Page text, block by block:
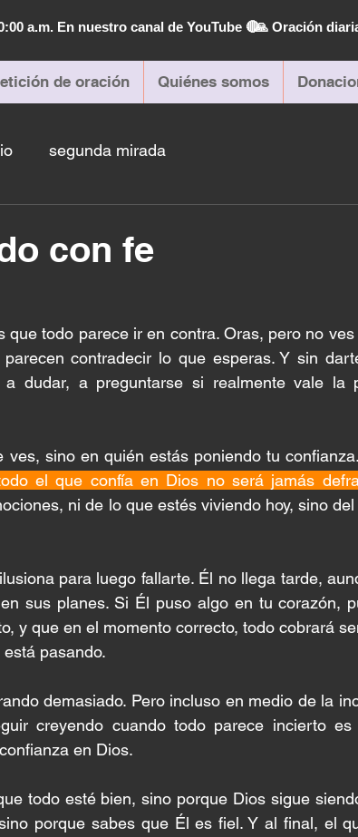
a.m. En nuestro canal de YouTube 🔴🙏 Oración
de oración Quiénes somos
segunda mirada
con fe
que todo parece ir en contra. Oras, pero no
contradecir lo que esperas. Y sin
a dudar, a preguntarse si realmente vale la
sino en quién estás poniendo tu
el que confía en Dios no será jamás
ni de lo que estés viviendo hoy, sino
para luego fallarte. Él no llega tarde,
sus planes. Si Él puso algo en tu corazón,
y que en el momento correcto, todo cobrará
pasando.
demasiado. Pero incluso en medio de la
creyendo cuando todo parece incierto
en Dios.
todo esté bien, sino porque Dios sigue
porque sabes que Él es fiel. Y al final, el